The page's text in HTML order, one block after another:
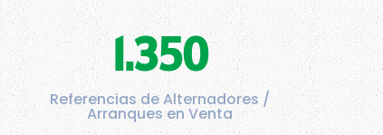
1.350
Referencias de Alternadores /
Arranques en Venta